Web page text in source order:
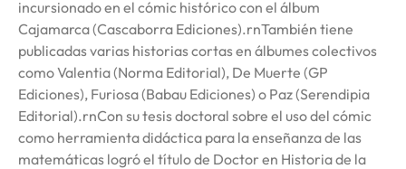
incursionado en el cómic histórico con el álbum
Cajamarca (Cascaborra Ediciones).rnTambién tiene
publicadas varias historias cortas en álbumes colectivos
como Valentia (Norma Editorial), De Muerte (GP
Ediciones), Furiosa (Babau Ediciones) o Paz (Serendipia
Editorial).rnCon su tesis doctoral sobre el uso del cómic
como herramienta didáctica para la enseñanza de las
matemáticas logró el título de Doctor en Historia de la